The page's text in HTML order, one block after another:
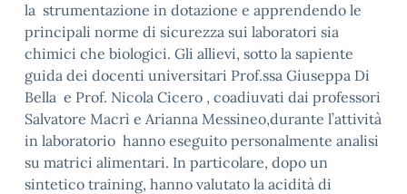
la strumentazione in dotazione e apprendendo le
principali norme di sicurezza sui laboratori sia
chimici che biologici. Gli allievi, sotto la sapiente
guida dei docenti universitari Prof.ssa Giuseppa Di
Bella e Prof. Nicola Cicero , coadiuvati dai professori
Salvatore Macrì e Arianna Messineo,durante l’attività
in laboratorio hanno eseguito personalmente analisi
su matrici alimentari. In particolare, dopo un
sintetico training, hanno valutato la acidità di